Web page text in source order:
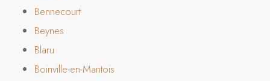
Bennecourt
Beynes
Blaru
Boinville-en-Mantois